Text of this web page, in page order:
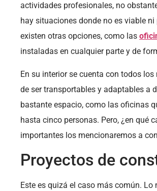
actividades profesionales, no
hay situaciones donde no es viable
existen otras opciones, como las
instaladas en cualquier parte y de
En su interior se cuenta con todos
de ser transportables y adaptables a
bastante espacio, como las oficinas
hasta cinco personas. Pero, ¿en qué
importantes los mencionaremos a
Proyectos de
Este es quizá el caso más común.